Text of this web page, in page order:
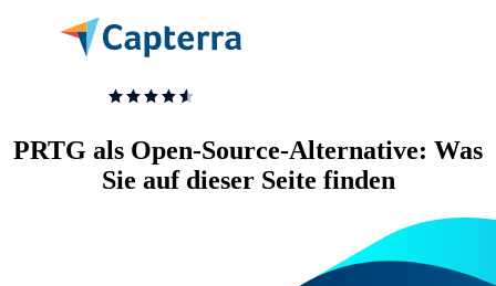
PRTG als Open-Source-Alternative: Was
Sie auf dieser Seite finden